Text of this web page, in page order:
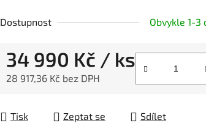
Dostupnost Obvykle 1-3
34 990 Kč / ks
28 917,36 Kč bez DPH
Tisk Zeptat se Sdílet